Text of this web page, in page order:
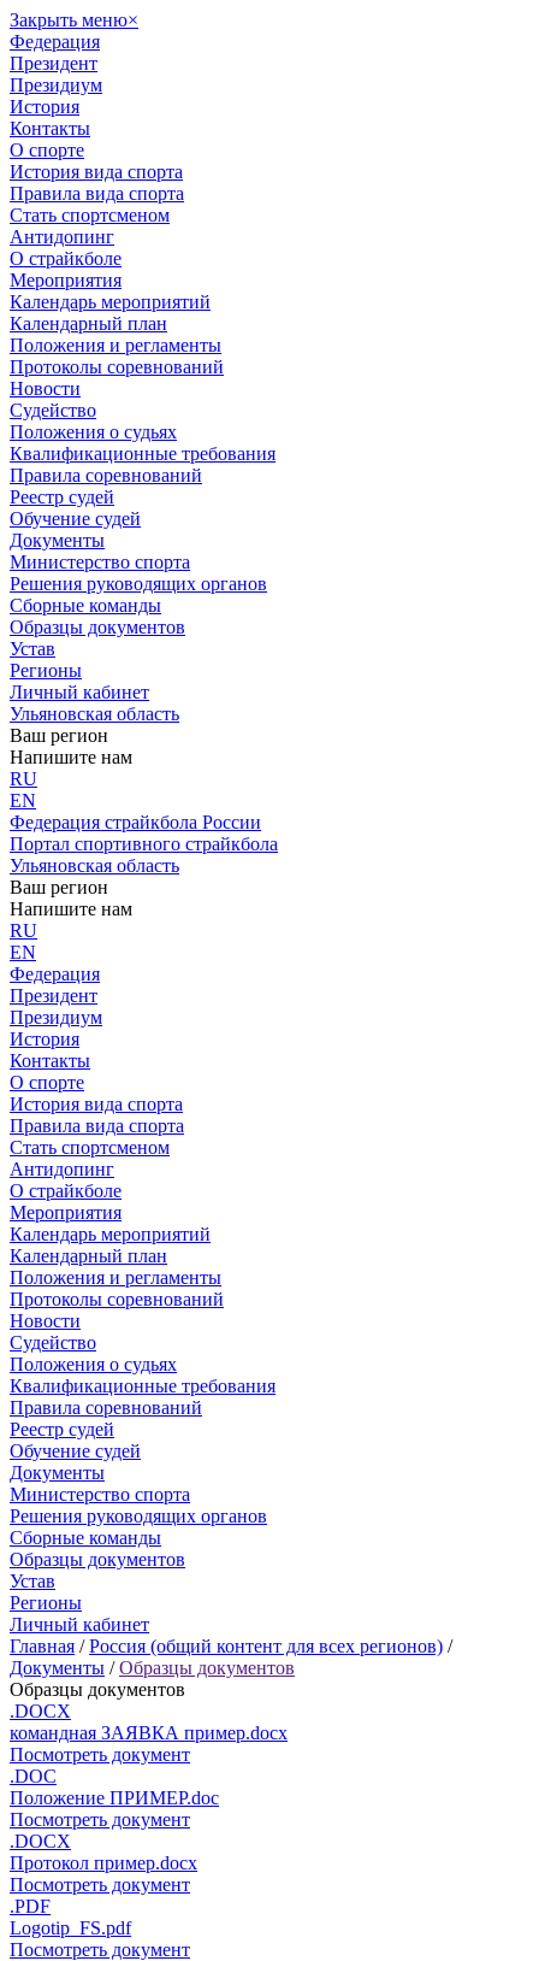
Закрыть меню×
Федерация
Президент
Президиум
История
Контакты
О спорте
История вида спорта
Правила вида спорта
Стать спортсменом
Антидопинг
О страйкболе
Мероприятия
Календарь мероприятий
Календарный план
Положения и регламенты
Протоколы соревнований
Новости
Судейство
Положения о судьях
Квалификационные требования
Правила соревнований
Реестр судей
Обучение судей
Документы
Министерство спорта
Решения руководящих органов
Сборные команды
Образцы документов
Устав
Регионы
Личный кабинет
Ульяновская область
Ваш регион
Напишите нам
RU
EN
Федерация страйкбола России
Портал спортивного страйкбола
Ульяновская область
Ваш регион
Напишите нам
RU
EN
Федерация
Президент
Президиум
История
Контакты
О спорте
История вида спорта
Правила вида спорта
Стать спортсменом
Антидопинг
О страйкболе
Мероприятия
Календарь мероприятий
Календарный план
Положения и регламенты
Протоколы соревнований
Новости
Судейство
Положения о судьях
Квалификационные требования
Правила соревнований
Реестр судей
Обучение судей
Документы
Министерство спорта
Решения руководящих органов
Сборные команды
Образцы документов
Устав
Регионы
Личный кабинет
Главная / Россия (общий контент для всех регионов) /
Документы / Образцы документов
Образцы документов
.DOCX
командная ЗАЯВКА пример.docx
Посмотреть документ
.DOC
Положение ПРИМЕР.doc
Посмотреть документ
.DOCX
Протокол пример.docx
Посмотреть документ
.PDF
Logotip_FS.pdf
Посмотреть документ